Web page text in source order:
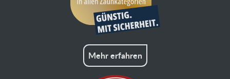
Mehr erfahren